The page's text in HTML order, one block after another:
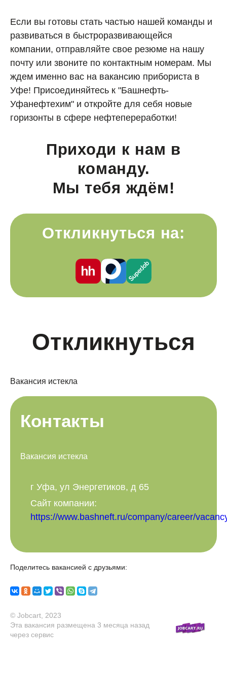
Если вы готовы стать частью нашей команды и
развиваться в быстроразвивающейся
компании, отправляйте свое резюме на нашу
почту или звоните по контактным номерам. Мы
ждем именно вас на вакансию прибориста в
Уфе! Присоединяйтесь к "Башнефть-
Уфанефтехим" и откройте для себя новые
горизонты в сфере нефтепереработки!
Приходи к нам в
команду.
Мы тебя ждём!
Откликнуться на:
Откликнуться
Вакансия истекла
Контакты
Вакансия истекла
г Уфа, ул Энергетиков, д 65
Сайт компании:
https://www.bashneft.ru/company/career/
Поделитесь вакансией с друзьями:
© Jobcart, 2023
Эта вакансия размещена 3 месяца назад
через сервис